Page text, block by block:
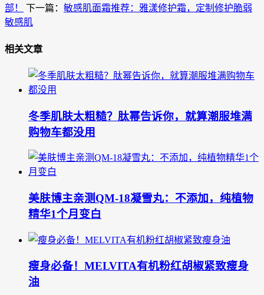
部！
下一篇： 敏感肌面霜推荐：雅漾修护霜，定制修护脆弱
敏感肌
相关文章
冬季肌肤太粗糙？肽幂告诉你，就算潮服堆满
购物车都没用
美肤博主亲测QM-18凝雪丸：不添加，纯植物
精华1个月变白
瘦身必备！MELVITA有机粉红胡椒紧致瘦身
油